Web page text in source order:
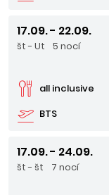
17.09. - 22.09.
št - Ut 5 nocí
BTS
all inclusive
17.09. - 24.09.
št - št 7 nocí